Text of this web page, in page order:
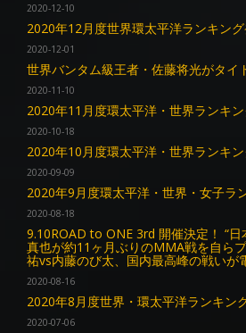
2020-12-10
2020年12月度世界環太平洋ランキン
2020-12-01
世界バンタム級王者・佐藤将光がタイ
2020-11-10
2020年11月度環太平洋・世界ランキ
2020-10-18
2020年10月度環太平洋・世界ランキ
2020-09-09
2020年9月度環太平洋・世界・女子ラ
2020-08-18
9.10ROAD to ONE 3rd 開催決定！ “
真也が約11ヶ月ぶりのMMA戦を自ら
祐vs内藤のび太、国内最高峰の戦いが
2020-08-16
2020年8月度世界・環太平洋ランキン
2020-07-06